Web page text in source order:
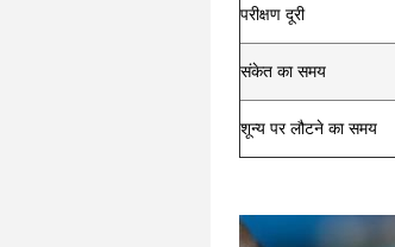
परीक्षण दूरी
संकेत का समय
शून्य पर लौटने का समय